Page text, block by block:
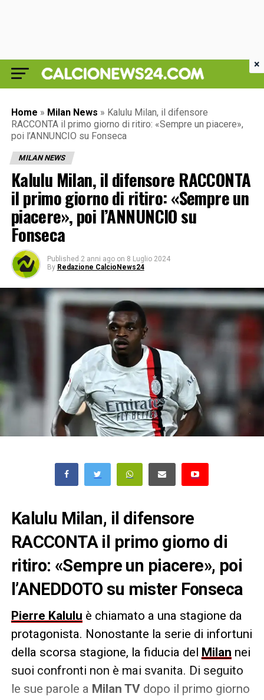
Home » Milan News » Kalulu Milan, il difensore
RACCONTA il primo giorno di ritiro: «Sempre un piacere»,
poi l’ANNUNCIO su Fonseca
MILAN NEWS
Kalulu Milan, il difensore RACCONTA
il primo giorno di ritiro: «Sempre un
piacere», poi l’ANNUNCIO su
Fonseca
Published 2 anni ago on 8 Luglio 2024
By Redazione CalcioNews24
Kalulu Milan, il difensore
RACCONTA il primo giorno di
ritiro: «Sempre un piacere», poi
l’ANEDDOTO su mister Fonseca
Pierre Kalulu è chiamato a una stagione da
protagonista. Nonostante la serie di infortuni
della scorsa stagione, la fiducia del Milan nei
suoi confronti non è mai svanita. Di seguito
le sue parole a Milan TVdopo il primo giorno
×